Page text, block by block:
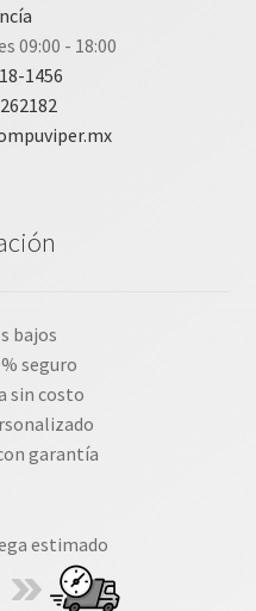
09:00 - 18:00
1456
bajos
seguro
sin costo
garantía
estimado